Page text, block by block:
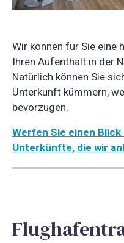
Wir können für Sie
Ihren Aufenthalt in der
Natürlich können Sie
Unterkunft kümmern,
bevorzugen.
Werfen Sie einen
Unterkünfte, die wir